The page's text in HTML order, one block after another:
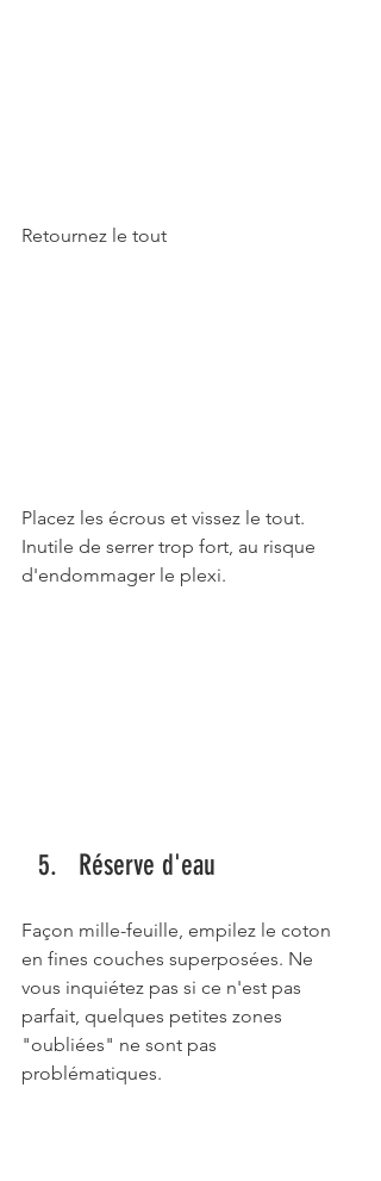
Retournez le tout
Placez les écrous et vissez le tout.
Inutile de serrer trop fort, au risque
d'endommager le plexi.
Réserve d'eau
Façon mille-feuille, empilez le coton
en fines couches superposées. Ne
vous inquiétez pas si ce n'est pas
parfait, quelques petites zones
"oubliées" ne sont pas
problématiques.